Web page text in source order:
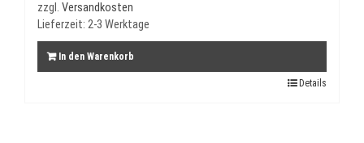
zzgl. Versandkosten
Lieferzeit: 2-3 Werktage
In den Warenkorb
Details